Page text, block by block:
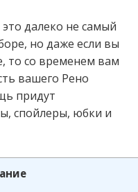
далеко не самый
но даже если вы
то со временем вам
вашего Рено
придут
спойлеры, юбки и